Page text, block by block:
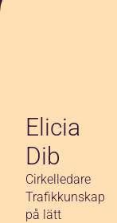
Elicia
Dib
Cirkelledare
Trafikkunskap
på lätt